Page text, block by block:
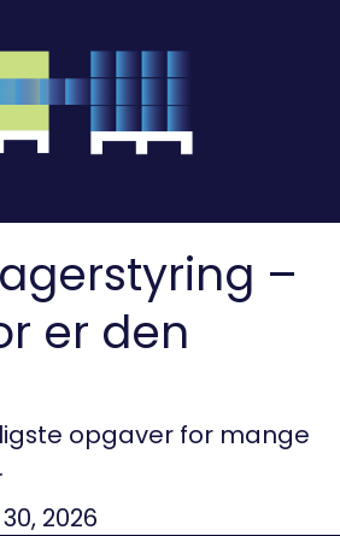
–
er den
opgaver for mange
2026